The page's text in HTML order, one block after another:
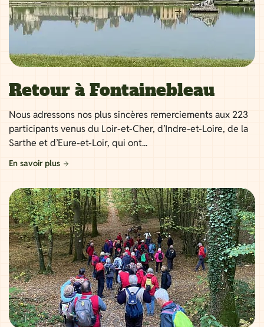
Retour à Fontainebleau
Nous adressons nos plus sincères remerciements aux 223
participants venus du Loir-et-Cher, d’Indre-et-Loire, de la
Sarthe et d’Eure-et-Loir, qui ont...
En savoir plus